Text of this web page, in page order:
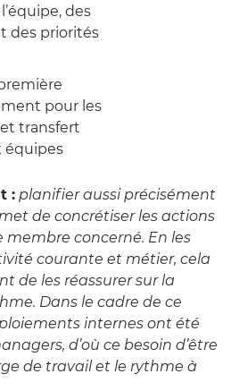
des
des priorités
pour les
transfert
équipes
: planifier aussi précisément
de concrétiser les actions
concerné. En les
courante et métier, cela
de les réassurer sur la
Dans le cadre de ce
internes ont été
d’où ce besoin d’être
de travail et le rythme à